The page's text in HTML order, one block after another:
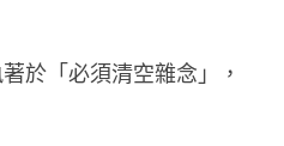
於「必須清空雜念」，